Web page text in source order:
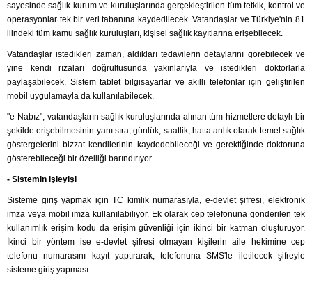
sayesinde sağlık kurum ve kuruluşlarında gerçekleştirilen tüm tetkik, kontrol ve
operasyonlar tek bir veri tabanına kaydedilecek. Vatandaşlar ve Türkiye'nin 81
ilindeki tüm kamu sağlık kuruluşları, kişisel sağlık kayıtlarına erişebilecek.
Vatandaşlar istedikleri zaman, aldıkları tedavilerin detaylarını görebilecek ve
yine kendi rızaları doğrultusunda yakınlarıyla ve istedikleri doktorlarla
paylaşabilecek. Sistem tablet bilgisayarlar ve akıllı telefonlar için geliştirilen
mobil uygulamayla da kullanılabilecek.
"e-Nabız", vatandaşların sağlık kuruluşlarında alınan tüm hizmetlere detaylı bir
şekilde erişebilmesinin yanı sıra, günlük, saatlik, hatta anlık olarak temel sağlık
göstergelerini bizzat kendilerinin kaydedebileceği ve gerektiğinde doktoruna
gösterebileceği bir özelliği barındırıyor.
- Sistemin işleyişi
Sisteme giriş yapmak için TC kimlik numarasıyla, e-devlet şifresi, elektronik
imza veya mobil imza kullanılabiliyor. Ek olarak cep telefonuna gönderilen tek
kullanımlık erişim kodu da erişim güvenliği için ikinci bir katman oluşturuyor.
İkinci bir yöntem ise e-devlet şifresi olmayan kişilerin aile hekimine cep
telefonu numarasını kayıt yaptırarak, telefonuna SMS'le iletilecek şifreyle
sisteme giriş yapması.